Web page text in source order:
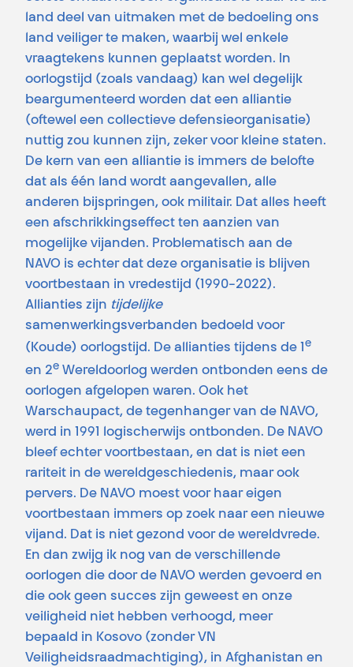
land deel van uitmaken met de bedoeling ons
land veiliger te maken, waarbij wel enkele
vraagtekens kunnen geplaatst worden. In
oorlogstijd (zoals vandaag) kan wel degelijk
beargumenteerd worden dat een alliantie
(oftewel een collectieve defensieorganisatie)
nuttig zou kunnen zijn, zeker voor kleine staten.
De kern van een alliantie is immers de belofte
dat als één land wordt aangevallen, alle
anderen bijspringen, ook militair. Dat alles heeft
een afschrikkingseffect ten aanzien van
mogelijke vijanden. Problematisch aan de
NAVO is echter dat deze organisatie is blijven
voortbestaan in vredestijd (1990-2022).
Allianties zijn tijdelijke
samenwerkingsverbanden bedoeld voor
(Koude) oorlogstijd. De allianties tijdens de 1e
en 2e Wereldoorlog werden ontbonden eens de
oorlogen afgelopen waren. Ook het
Warschaupact, de tegenhanger van de NAVO,
werd in 1991 logischerwijs ontbonden. De NAVO
bleef echter voortbestaan, en dat is niet een
rariteit in de wereldgeschiedenis, maar ook
pervers. De NAVO moest voor haar eigen
voortbestaan immers op zoek naar een nieuwe
vijand. Dat is niet gezond voor de wereldvrede.
En dan zwijg ik nog van de verschillende
oorlogen die door de NAVO werden gevoerd en
die ook geen succes zijn geweest en onze
veiligheid niet hebben verhoogd, meer
bepaald in Kosovo (zonder VN
Veiligheidsraadmachtiging), in Afghanistan en